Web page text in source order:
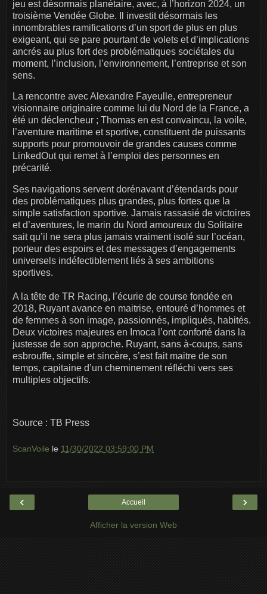
jeu est désormais planétaire, avec, à l’horizon 2024, un
troisième Vendée Globe. Il investit désormais les
innombrables ramifications d’un sport de plus en plus
exigeant, qui se pare pourtant de volets et d’implications
ancrés au plus fort des problématiques sociétales du
moment, l’inclusion, l’environnement, l’entreprise et son
sens.
La rencontre avec Alexandre Fayeulle, entrepreneur
visionnaire originaire comme lui du Nord de la France, a
été un déclencheur ; Thomas en est convaincu, la voile,
l’aventure maritime et sportive, constituent de puissants
supports pour promouvoir de grandes causes comme
LinkedOut qui remet à l’emploi des personnes en
précarité.
Ses navigations servent dorénavant d’étendards pour
des problématiques plus grandes, plus fortes que la
simple satisfaction sportive. Jamais rassasié de victoires
et d’aventures, le marin du Nord amoureux du Solitaire
sait qu’il ne sera plus jamais vraiment isolé sur l’océan,
porteur des espoirs et des messages d’engagements
universels indéfectiblement liés à ses ambitions
sportives.
A la tête de TR Racing, l’écurie de course fondée en
2018, Ruyant avance en maitrise, entouré d’hommes et
de femmes à son image, passionnés, impliqués, habités.
Deux victoires majeures en Imoca l’ont conforté dans la
justesse de son approche. Ruyant, sans à-coups, sans
esbrouffe, simple et sincère, s’est fait maitre de son
temps, capitaine d’un cheminement réfléchi vers ses
multiples objectifs.
Source : TB Press
ScanVoile le 11/30/2022 03:59:00 PM
‹ ›
Accueil
Afficher la version Web